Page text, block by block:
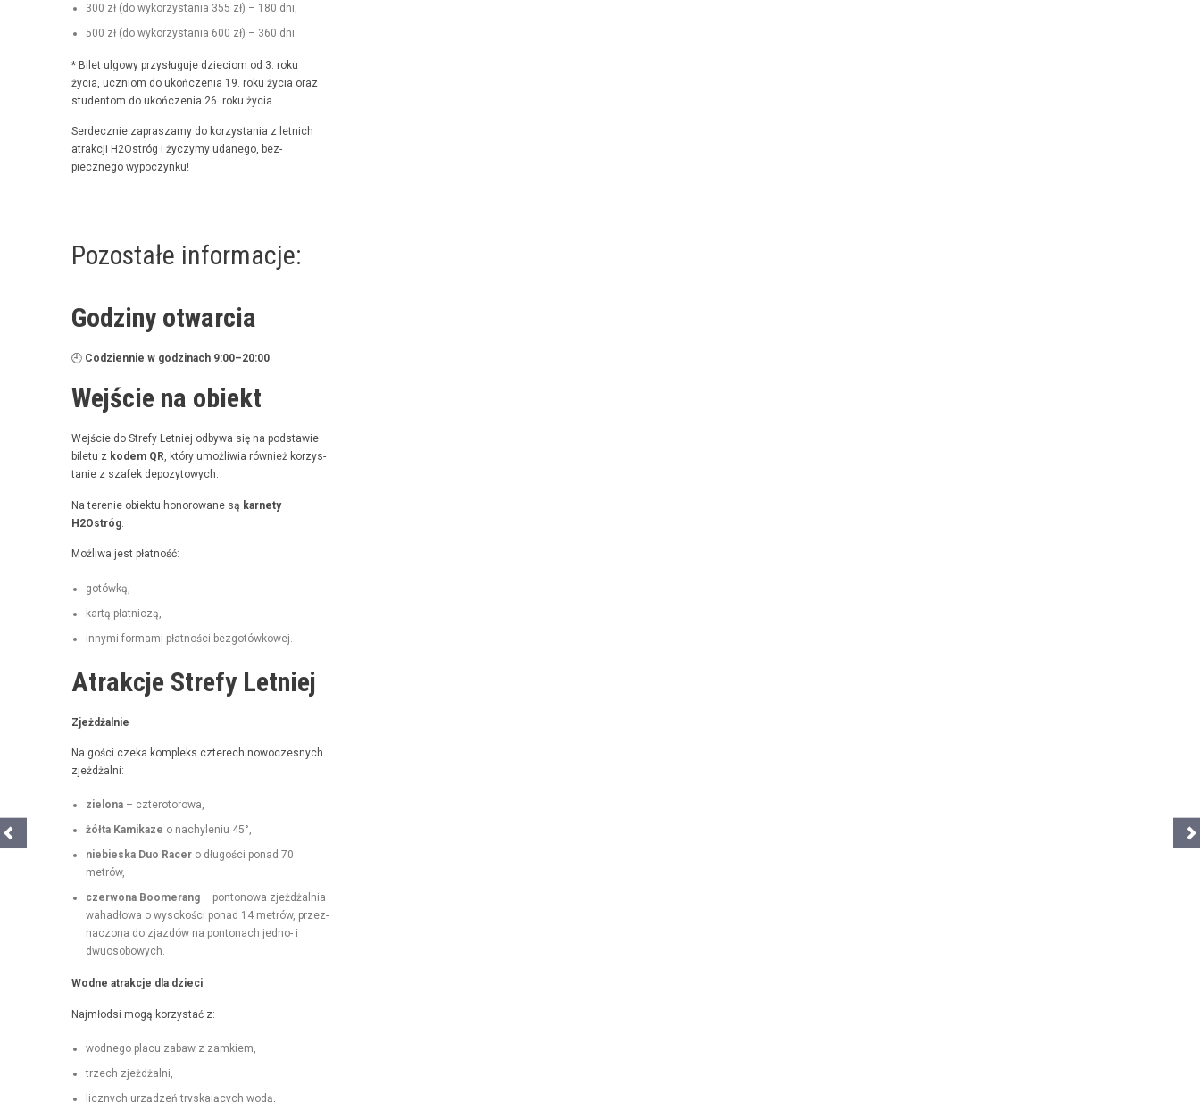
300 zł (do wyko­rzys­ta­nia 355 zł) – 180 dni,
500 zł (do wyko­rzys­ta­nia 600 zł) – 360 dni.
* Bilet ulgo­wy przysługu­je dzieciom od 3. roku
życia, uczniom do ukończenia 19. roku życia oraz
stu­den­tom do ukończenia 26. roku życia.
Serdecznie zaprasza­my do korzys­ta­nia z let­nich
atrakcji H2Ostróg i życzymy udanego, bez­
piecznego wypoczynku!
Pozostałe informacje:
Godziny otwarcia
🕘 Codzi­en­nie w godz­i­nach 9:00–20:00
Wejście na obiekt
Wejś­cie do Stre­fy Let­niej odby­wa się na pod­staw­ie
bile­tu z kodem QR, który umożli­wia również korzys­
tanie z szafek depozytowych.
Na tere­nie obiek­tu hon­orowane są kar­ne­ty
H2Ostróg
Możli­wa jest płatność:
gotówką,
kartą płat­niczą,
inny­mi for­ma­mi płat­noś­ci bezgotówkowej.
Atrakcje Strefy Letniej
Zjeżdżal­nie
Na goś­ci czeka kom­pleks czterech nowoczes­nych
zjeżdżalni:
zielona– czterotorowa,
żół­ta Kamikaze o nachyle­niu 45°,
niebies­ka Duo Rac­ero dłu­goś­ci pon­ad 70
metrów,
czer­wona Boomerang– pontonowa zjeżdżal­nia
wahadłowa o wysokoś­ci pon­ad 14 metrów, przez­
nac­zona do zjazdów na pon­tonach jed­no- i
dwuosobowych.
Wodne atrakc­je dla dzieci
Najmłod­si mogą korzys­tać z:
wod­nego placu zabaw z zamkiem,
trzech zjeżdżal­ni,
licznych urządzeń tryska­ją­cych wodą,